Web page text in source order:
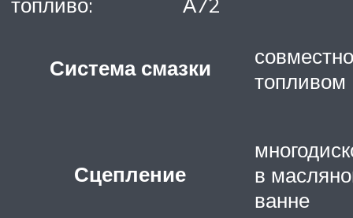
Система смазки
топливом
Сцепление
в
ванне